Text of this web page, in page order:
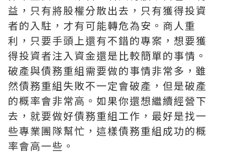
益，只有將股權分散出去，只有獲得投資
者的入駐，才有可能轉危為安。商人重
利，只要手頭上還有不錯的專案，想要獲
得投資者注入資金還是比較簡單的事情。
破產與債務重組需要做的事情非常多，雖
然債務重組失敗不一定會破產，但是破產
的概率會非常高。如果你還想繼續經營下
去，就要做好債務重組工作，最好是找一
些專業團隊幫忙，這樣債務重組成功的概
率會高一些。